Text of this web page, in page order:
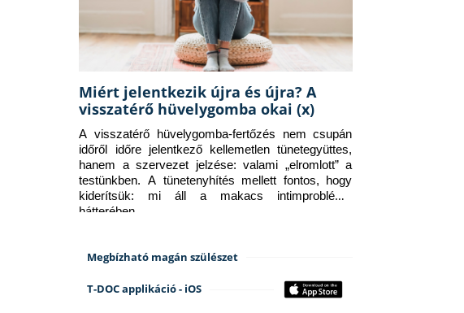
Miért jelentkezik újra és újra? A
visszatérő hüvelygomba okai (x)
A visszatérő hüvelygomba-fertőzés nem csupán
időről időre jelentkező kellemetlen tünetegyüttes,
hanem a szervezet jelzése: valami „elromlott” a
testünkben. A tünetenyhítés mellett fontos, hogy
kiderítsük: mi áll a makacs intimprobléma
hátterében.
Megbízható magán szülészet
T-DOC applikáció - iOS